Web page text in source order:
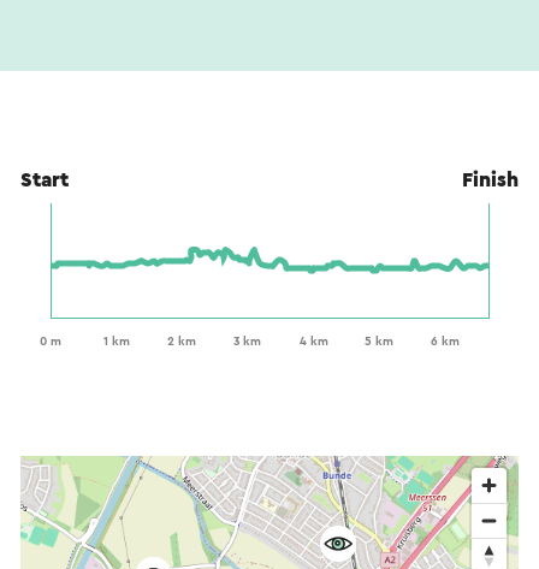
Start Finish